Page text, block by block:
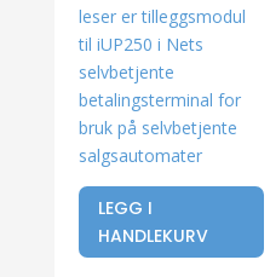
leser er tilleggsmodul
til iUP250 i Nets
selvbetjente
betalingsterminal for
bruk på selvbetjente
salgsautomater
LEGG I
HANDLEKURV